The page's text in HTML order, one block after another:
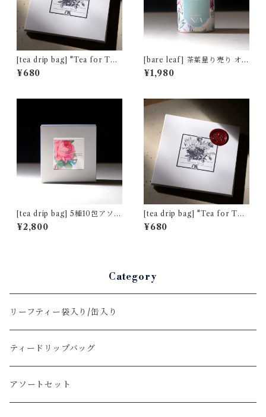
[tea drip bag] "Tea for Tw
o" プレミアム キームン [通常
パッケージ]
¥680
[bare leaf] 茶葉量り売り オリ
ジナル缶 50g ["Velvet Lily"
デザイン]
¥1,980
[tea drip bag] 5種10包アソー
トセット [バレンタインローズ
デザイン]
¥2,800
[tea drip bag] "Tea for Tw
o" ダージリン キャッスルトン
茶園 夏摘み [通常パッケージ]
¥680
Category
リーフティー袋入り/缶入り
ティードリップバッグ
アソートセット